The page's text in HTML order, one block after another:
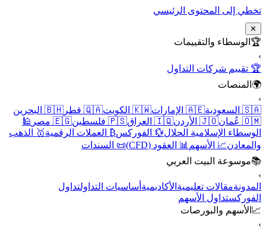
تخطي إلى المحتوى الرئيسي
✕
🏆 الوسطاء والتقييمات
›
🏆 تقييم شركات التداول
🌍 المنصات
›
🇸🇦 السعودية
🇦🇪 الإمارات 🇰🇼 الكويت 🇶🇦 قطر
🇧🇭 البحرين
🇴🇲 عُمان
🇯🇴 الأردن 🇮🇶 العراق 🇵🇸 فلسطين 🇪🇬 مصر
🕌
الوسطاء الإسلامية الحلال💱 الفوركس₿ العملات الرقمية🥇 الذهب
والمعادن📈 الأسهم 📊 العقود (CFD)
📜 السندات
📚موسوعة البيت العربي
›
المدونةمقالات تعليمية الأكاديمية أساسيات التداولتداول
الفوركستداول الأسهم
📈 الأسهم والبورصات
›